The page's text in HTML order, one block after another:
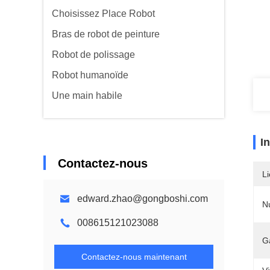
Choisissez Place Robot
Bras de robot de peinture
Robot de polissage
Robot humanoïde
Une main habile
Contactez-nous
edward.zhao@gongboshi.com
008615121023088
Contactez-nous maintenant